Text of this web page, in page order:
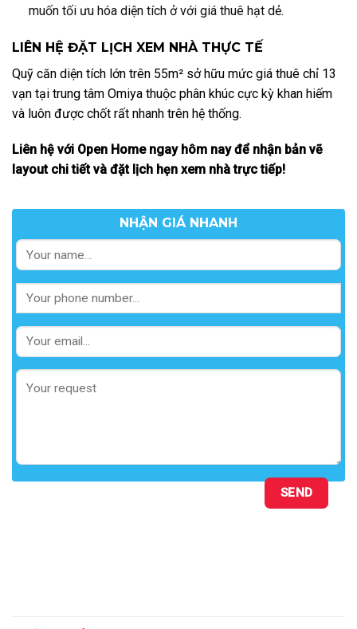
muốn tối ưu hóa diện tích ở với giá thuê hạt dẻ.
LIÊN HỆ ĐẶT LỊCH XEM NHÀ THỰC TẾ
Quỹ căn diện tích lớn trên 55m² sở hữu mức giá thuê chỉ 13
vạn tại trung tâm Omiya thuộc phân khúc cực kỳ khan hiếm
và luôn được chốt rất nhanh trên hệ thống.
Liên hệ với Open Home ngay hôm nay để nhận bản vẽ
layout chi tiết và đặt lịch hẹn xem nhà trực tiếp!
NHẬN GIÁ NHANH